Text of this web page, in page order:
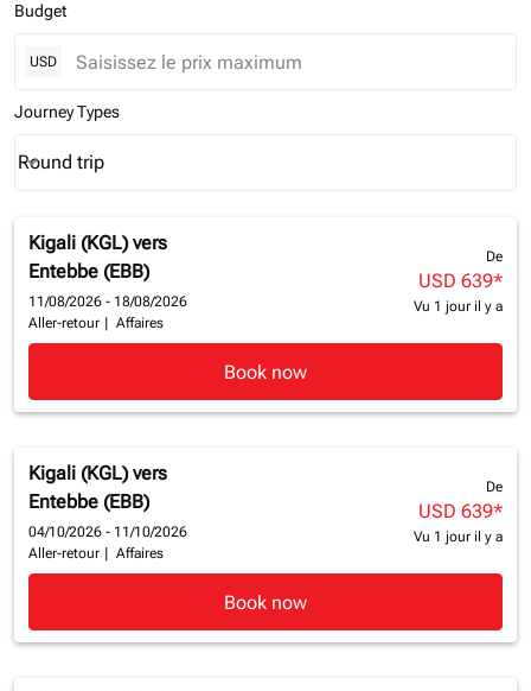
Budget
USD
Journey Types
Journey Types option Round trip Selected
Round trip
keyboard_arrow_down
Kigali (KGL) vers
Entebbe (EBB)
11/08/2026 - 18/08/2026
Aller-retour
Affaires
De
USD 639*
Vu 1 jour il y a
Book now
Kigali (KGL) vers
Entebbe (EBB)
04/10/2026 - 11/10/2026
Aller-retour
Affaires
De
USD 639*
Vu 1 jour il y a
Book now